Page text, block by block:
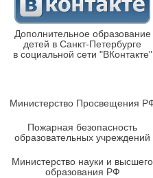
Дополнительное образование
детей в Санкт-Петербурге
в социальной сети "ВКонтакте"
Министерство Просвещения
Пожарная безопасность
образовательных учреждений
Министерство науки и высшего
образования РФ